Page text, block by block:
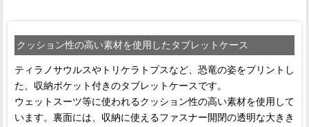
クッション性の高い素材を使用したタブレットケース
ティラノサウルスやトリケラトプスなど、恐竜の姿をプリントし
た、収納ポケット付きのタブレットケースです。
ウェットスーツ等に使われるクッション性の高い素材を使用して
います。裏面には、収納に使えるファスナー開閉の透明な大きき